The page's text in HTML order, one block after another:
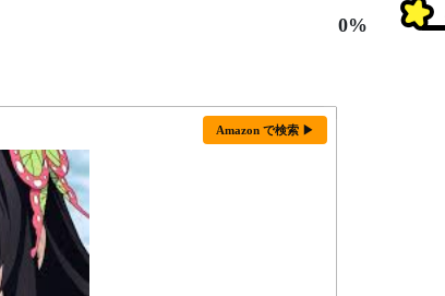
0%
Amazon で検索 ▶